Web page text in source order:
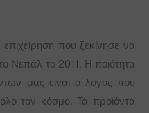
επιχείρηση που ξεκίνησε να
Νεπάλ το 2011. Η ποιότητα
μας είναι ο λόγος που
τον κόσμο. Τα προϊόντα